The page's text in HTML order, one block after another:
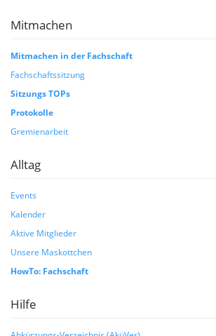
Mitmachen
Mitmachen in der Fachschaft
Fachschaftssitzung
Sitzungs TOPs
Protokolle
Gremienarbeit
Alltag
Events
Kalender
Aktive Mitglieder
Unsere Maskottchen
HowTo: Fachschaft
Hilfe